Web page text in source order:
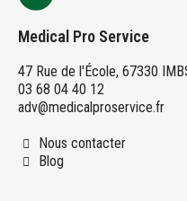
Medical Pro Service
47 Rue de l'École, 67330
03 68 04 40 12
adv@medicalproservice.fr
Nous contacter
Blog